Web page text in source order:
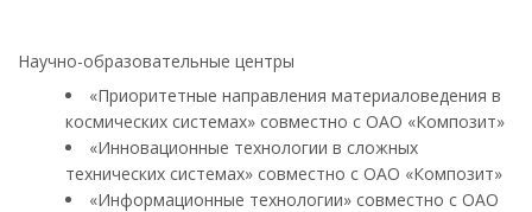
Научно-образовательные центры
«Приоритетные направления материаловедения в
космических системах» совместно с ОАО «Композит»
«Инновационные технологии в сложных
технических системах» совместно с ОАО «Композит»
«Информационные технологии» совместно с ОАО